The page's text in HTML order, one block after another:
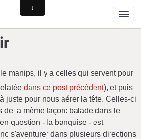
manips, il y a celles qui servent pour
dans ce post précédent), et puis
juste pour nous aérer la tête. Celles-ci
de la même façon: balade dans le
question - la banquise - est
s'aventurer dans plusieurs directions